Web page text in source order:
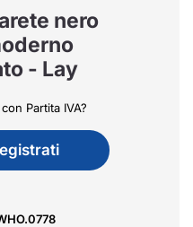
nero
- Lay
Partita IVA?